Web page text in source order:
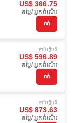
US$ 366.75
តម្លៃ/ អ្នកដំណើរ
កក់
ចាប់ផ្ដើមពី
US$ 596.89
តម្លៃ/ អ្នកដំណើរ
កក់
ចាប់ផ្ដើមពី
US$ 873.63
តម្លៃ/ អ្នកដំណើរ